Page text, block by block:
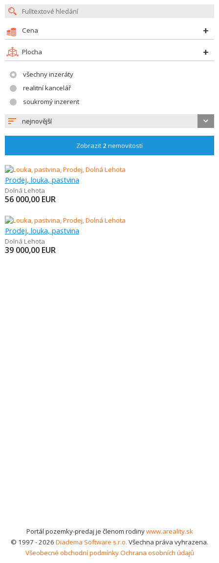
Cena
Plocha
všechny inzeráty
realitní kancelář
soukromý inzerent
nejnovější
Zobrazit 2 nemovitostí
Prodej, louka, pastvina
Dolná Lehota
56 000,00 EUR
Prodej, louka, pastvina
Dolná Lehota
39 000,00 EUR
Portál pozemky-predaj je členom rodinywww.areality.sk
© 1997 - 2026 Diadema Software s.r.o. Všechna práva vyhrazena.
Všeobecné obchodní podmínkyOchrana osobních údajů